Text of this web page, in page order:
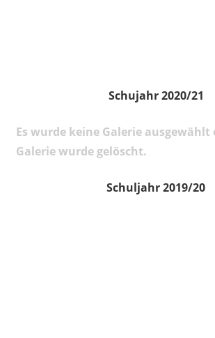
Schujahr 2020/21
Es wurde keine Galerie ausgewählt
Galerie wurde gelöscht.
Schuljahr 2019/20